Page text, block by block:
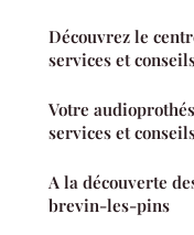
Découvrez le
services et
Votre
services et
A la découverte
brevin-les-pins